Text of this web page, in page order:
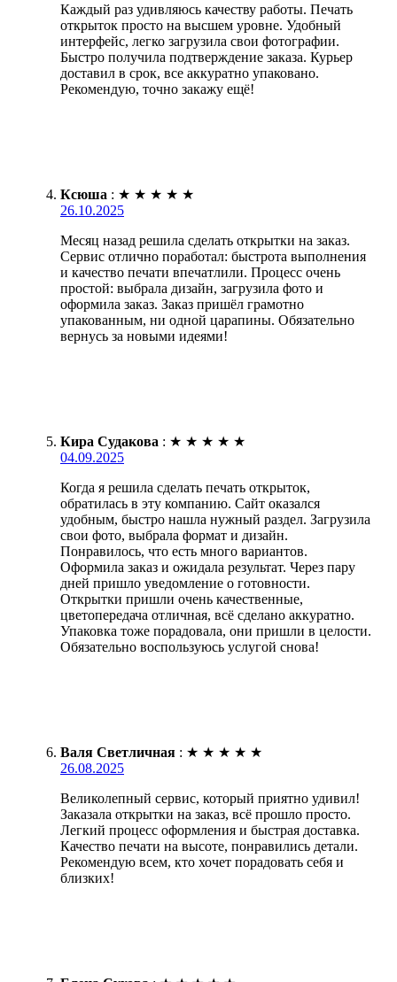
Каждый раз удивляюсь качеству работы. Печать
открыток просто на высшем уровне. Удобный
интерфейс, легко загрузила свои фотографии.
Быстро получила подтверждение заказа. Курьер
доставил в срок, все аккуратно упаковано.
Рекомендую, точно закажу ещё!
Ксюша : ★ ★ ★ ★ ★
26.10.2025
Месяц назад решила сделать открытки на заказ.
Сервис отлично поработал: быстрота выполнения
и качество печати впечатлили. Процесс очень
простой: выбрала дизайн, загрузила фото и
оформила заказ. Заказ пришёл грамотно
упакованным, ни одной царапины. Обязательно
вернусь за новыми идеями!
Кира Судакова : ★ ★ ★ ★ ★
04.09.2025
Когда я решила сделать печать открыток,
обратилась в эту компанию. Сайт оказался
удобным, быстро нашла нужный раздел. Загрузила
свои фото, выбрала формат и дизайн.
Понравилось, что есть много вариантов.
Оформила заказ и ожидала результат. Через пару
дней пришло уведомление о готовности.
Открытки пришли очень качественные,
цветопередача отличная, всё сделано аккуратно.
Упаковка тоже порадовала, они пришли в целости.
Обязательно воспользуюсь услугой снова!
Валя Светличная : ★ ★ ★ ★ ★
26.08.2025
Великолепный сервис, который приятно удивил!
Заказала открытки на заказ, всё прошло просто.
Легкий процесс оформления и быстрая доставка.
Качество печати на высоте, понравились детали.
Рекомендую всем, кто хочет порадовать себя и
близких!